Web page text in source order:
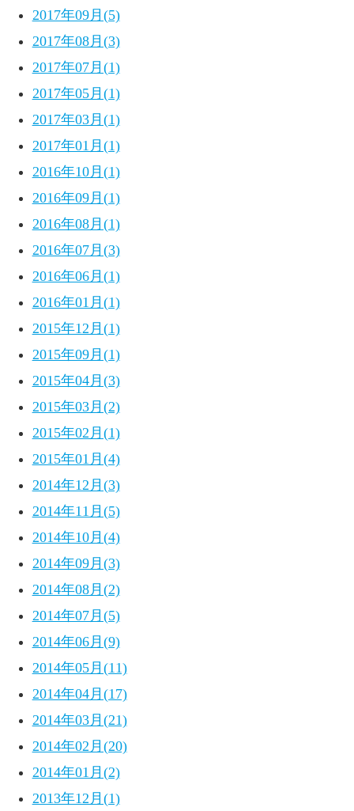
2017年09月(5)
2017年08月(3)
2017年07月(1)
2017年05月(1)
2017年03月(1)
2017年01月(1)
2016年10月(1)
2016年09月(1)
2016年08月(1)
2016年07月(3)
2016年06月(1)
2016年01月(1)
2015年12月(1)
2015年09月(1)
2015年04月(3)
2015年03月(2)
2015年02月(1)
2015年01月(4)
2014年12月(3)
2014年11月(5)
2014年10月(4)
2014年09月(3)
2014年08月(2)
2014年07月(5)
2014年06月(9)
2014年05月(11)
2014年04月(17)
2014年03月(21)
2014年02月(20)
2014年01月(2)
2013年12月(1)